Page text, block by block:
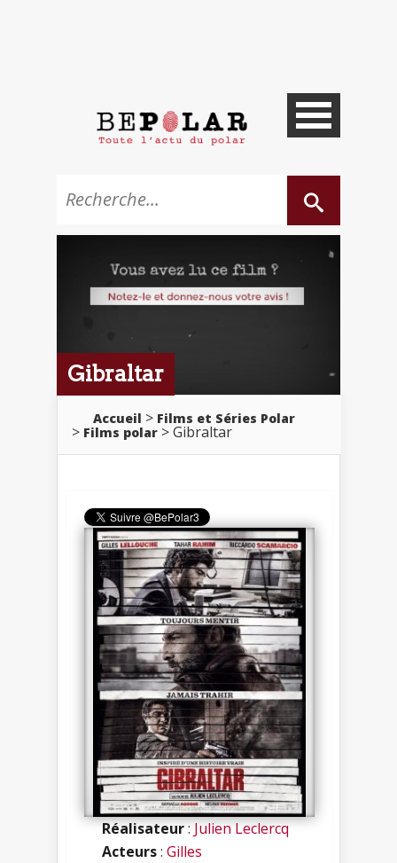
Gibraltar
Accueil
Films et Séries Polar
Films polar
Gibraltar
Réalisateur:Julien Leclercq
Acteurs: Gilles